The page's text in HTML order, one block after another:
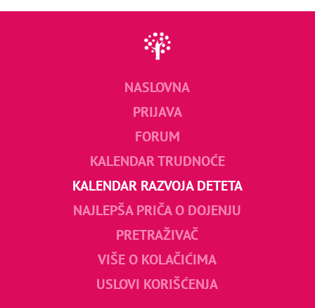
NASLOVNA
PRIJAVA
FORUM
KALENDAR TRUDNOĆE
KALENDAR RAZVOJA DETETA
NAJLEPŠA PRIČA O DOJENJU
PRETRAŽIVAČ
VIŠE O KOLAČIĆIMA
USLOVI KORIŠĆENJA